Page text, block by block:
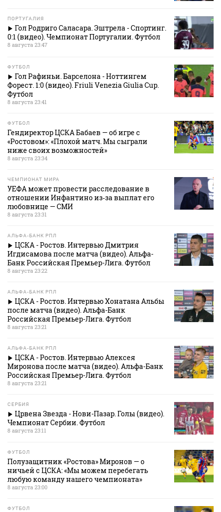
ПОРТУГАЛИЯ
Гол Родриго Саласара. Эштрела - Спортинг.
0:1 (видео). Чемпионат Португалии. Футбол
8 августа 23:47
ФУТБОЛ
Гол Рафиньи. Барселона - Ноттингем
Форест. 1:0 (видео). Friuli Venezia Giulia Cup.
Футбол
8 августа 23:41
ФУТБОЛ
Гендиректор ЦСКА Бабаев — об игре с
«Ростовом»: «Плохой матч. Мы сыграли
ниже своих возможностей»
8 августа 23:34
ЧЕМПИОНАТ МИРА
УЕФА может провести расследование в
отношении Инфантино из‑за выплат его
любовнице — СМИ
8 августа 23:31
АЛЬФА-БАНК РПЛ
ЦСКА - Ростов. Интервью Дмитрия
Игдисамова после матча (видео). Альфа-
Банк Российская Премьер-Лига. Футбол
8 августа 23:22
АЛЬФА-БАНК РПЛ
ЦСКА - Ростов. Интервью Хонатана Альбы
после матча (видео). Альфа-Банк
Российская Премьер-Лига. Футбол
8 августа 23:21
АЛЬФА-БАНК РПЛ
ЦСКА - Ростов. Интервью Алексея
Миронова после матча (видео). Альфа-Банк
Российская Премьер-Лига. Футбол
8 августа 23:21
СЕРБИЯ
Црвена Звезда - Нови-Пазар. Голы (видео).
Чемпионат Сербии. Футбол
8 августа 23:11
ФУТБОЛ
Полузащитник «Ростова» Миронов — о
ничьей с ЦСКА: «Мы можем перебегать
любую команду нашего чемпионата»
8 августа 23:00
ФУТБОЛ